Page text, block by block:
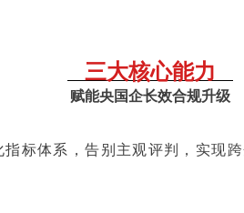
三大核心能力
赋能央国企长效合规升级
指标体系，告别主观评判，实现